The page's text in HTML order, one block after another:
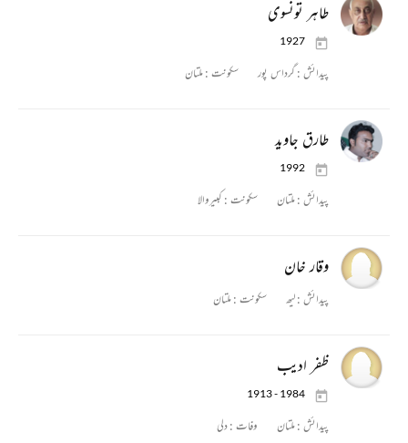
طاہر تونسوی
1927
پیدائش :گرداس پور سکونت :ملتان
طارق جاوید
1992
پیدائش :ملتان سکونت : کبیروالا
وقار خان
پیدائش :لیھ سکونت :ملتان
ظفر ادیب
1913 - 1984
پیدائش :ملتان وفات :دلی